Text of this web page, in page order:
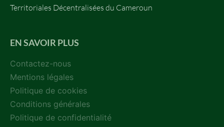
Territoriales Décentralisées du Cameroun
EN SAVOIR PLUS
Contactez-nous
Mentions légales
Politique de cookies
Conditions générales
Politique de confidentialité